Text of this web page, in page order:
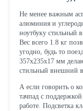
Не менее важным
алюминия и
ноутбуку стильный
Вес всего 1.8 кг
угодно, будь то
357x235x17 мм
стильный внешний
А если говорить о
тачпад с
работе. Подсветка